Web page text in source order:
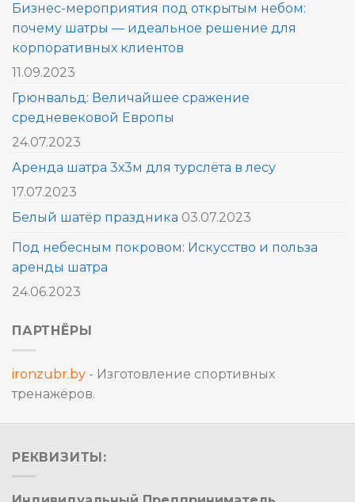
Бизнес-мероприятия под открытым небом:
почему шатры — идеальное решение для
корпоративных клиентов
11.09.2023
Грюнвальд: Величайшее сражение
средневековой Европы
24.07.2023
Аренда шатра 3х3м для турслёта в лесу
17.07.2023
Белый шатёр праздника 03.07.2023
Под небесным покровом: Искусство и польза
аренды шатра
24.06.2023
ПАРТНЁРЫ
ironzubr.by - Изготовление спортивных
тренажёров.
РЕКВИЗИТЫ: